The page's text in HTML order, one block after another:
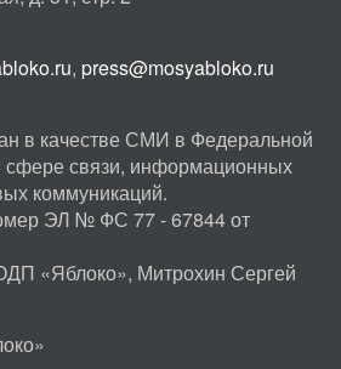
, press@mosyabloko.ru
в качестве СМИ в Федеральной
сфере связи, информационных
коммуникаций.
ЭЛ № ФС 77 - 67844 от
«Яблоко», Митрохин Сергей